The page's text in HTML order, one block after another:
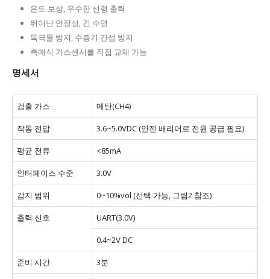
온도 보상, 우수한 선형 출력
뛰어난 안정성, 긴 수명
독극물 방지, 수증기 간섭 방지
촉매식 가스센서를 직접 교체 가능
명세서
검출 가스 메탄(CH4)
작동 전압 3.6~5.0VDC (안전 배리어로 전원 공급 필요)
평균 전류 <85mA
인터페이스 수준 3.0V
감지 범위 0~10%vol (선택 가능, 그림2 참조)
출력 신호 UART(3.0V)
0.4~2V DC
준비 시간 3분